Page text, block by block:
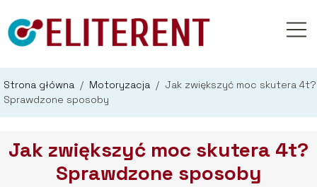
Strona główna / Motoryzacja / Jak zwiększyć moc skutera 4t?
Sprawdzone sposoby
Jak zwiększyć moc skutera 4t?
Sprawdzone sposoby